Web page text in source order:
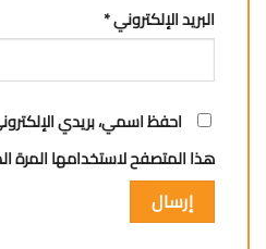
البريد الإلكتروني*
احفظ اسمي، بريدي
هذا المتصفح لاستخدامها المرة